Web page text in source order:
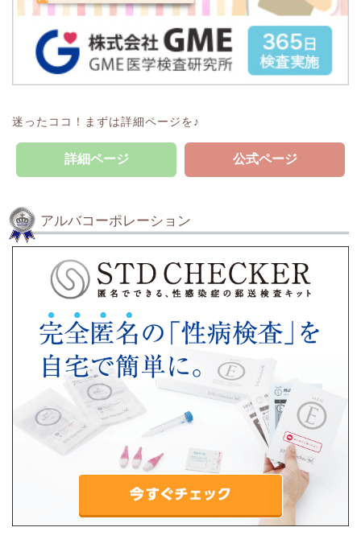
迷ったココ！まずは詳細ページを♪
詳細ページ 公式ページ
アルバコーポレーション